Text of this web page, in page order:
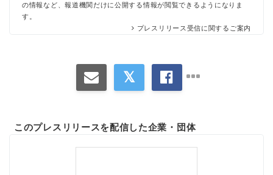
の情報など、報道機関だけに公開する情報が閲覧できるようになりま
す。
プレスリリース受信に関するご案内
このプレスリリースを配信した企業・団体